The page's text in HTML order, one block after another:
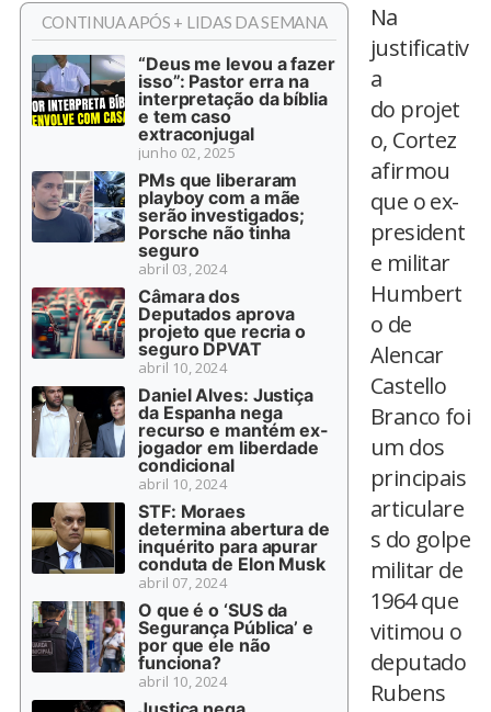
CONTINUA APÓS + LIDAS DA SEMANA
“Deus me levou a fazer
isso”: Pastor erra na
interpretação da bíblia
e tem caso
extraconjugal
junho 02, 2025
PMs que liberaram
playboy com a mãe
serão investigados;
Porsche não tinha
seguro
abril 03, 2024
Câmara dos
Deputados aprova
projeto que recria o
seguro DPVAT
abril 10, 2024
Daniel Alves: Justiça
da Espanha nega
recurso e mantém ex-
jogador em liberdade
condicional
abril 10, 2024
STF: Moraes
determina abertura de
inquérito para apurar
conduta de Elon Musk
abril 07, 2024
O que é o ‘SUS da
Segurança Pública’ e
por que ele não
funciona?
abril 10, 2024
Na
justificativ
a
do projet
o, Cortez
afirmou
que o ex-
president
e militar
Humbert
o de
Alencar
Castello
Branco foi
um dos
principais
articulare
s do golpe
militar de
1964 que
vitimou o
deputado
Rubens